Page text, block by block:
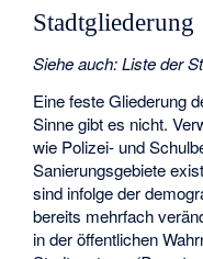
Stadtgliederung
Siehe auch:Liste der
Eine feste Gliederung
Sinne gibt es nicht.
wie Polizei- und
Sanierungsgebiete
sind infolge der
bereits mehrfach
in der öffentlichen